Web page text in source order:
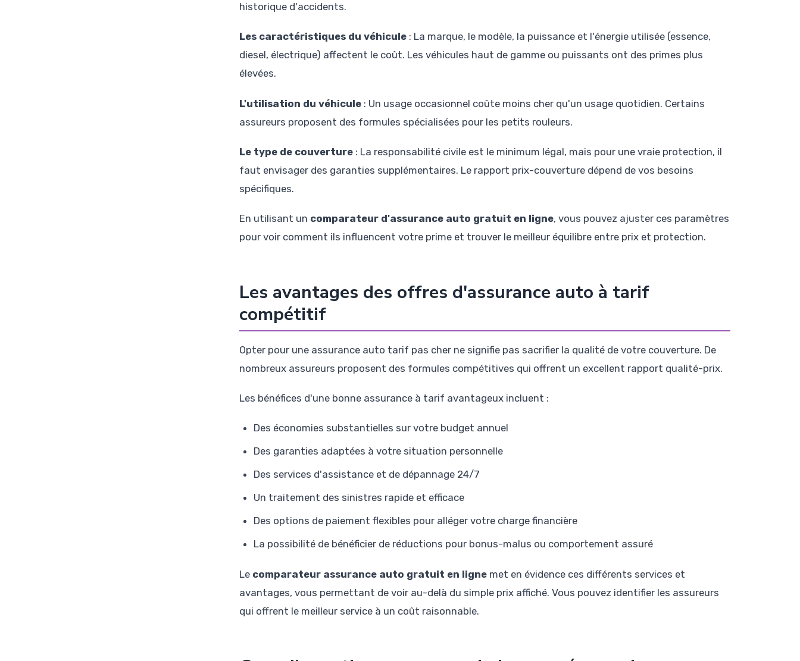
historique d'accidents.
Les caractéristiques du véhicule : La marque, le modèle, la puissance et l'énergie utilisée (essence,
diesel, électrique) affectent le coût. Les véhicules haut de gamme ou puissants ont des primes plus
élevées.
L'utilisation du véhicule : Un usage occasionnel coûte moins cher qu'un usage quotidien. Certains
assureurs proposent des formules spécialisées pour les petits rouleurs.
Le type de couverture : La responsabilité civile est le minimum légal, mais pour une vraie protection, il
faut envisager des garanties supplémentaires. Le rapport prix-couverture dépend de vos besoins
spécifiques.
En utilisant un comparateur d'assurance auto gratuit en ligne, vous pouvez ajuster ces paramètres
pour voir comment ils influencent votre prime et trouver le meilleur équilibre entre prix et protection.
Les avantages des offres d'assurance auto à tarif
compétitif
Opter pour une assurance auto tarif pas cher ne signifie pas sacrifier la qualité de votre couverture. De
nombreux assureurs proposent des formules compétitives qui offrent un excellent rapport qualité-prix.
Les bénéfices d'une bonne assurance à tarif avantageux incluent :
Des économies substantielles sur votre budget annuel
Des garanties adaptées à votre situation personnelle
Des services d'assistance et de dépannage 24/7
Un traitement des sinistres rapide et efficace
Des options de paiement flexibles pour alléger votre charge financière
La possibilité de bénéficier de réductions pour bonus-malus ou comportement assuré
Le comparateur assurance auto gratuit en ligne met en évidence ces différents services et
avantages, vous permettant de voir au-delà du simple prix affiché. Vous pouvez identifier les assureurs
qui offrent le meilleur service à un coût raisonnable.